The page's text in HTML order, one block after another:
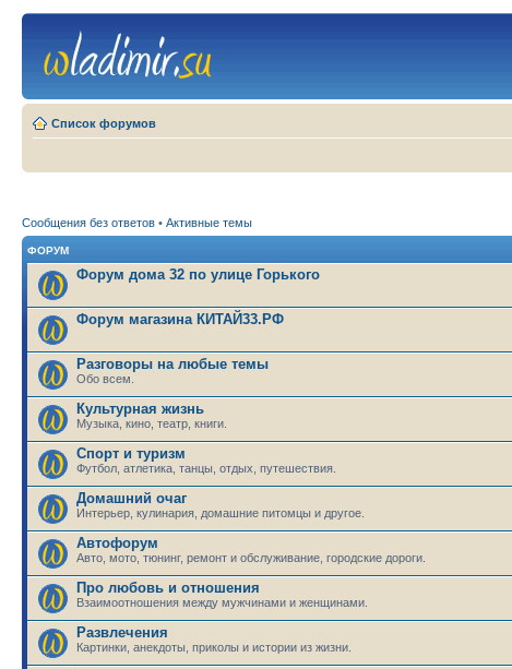
Список форумов
Сообщения без ответов • Активные темы
ФОРУМ
Форум дома 32 по улице Горького
Форум магазина КИТАЙ33.РФ
Разговоры на любые темы
Обо всем.
Культурная жизнь
Музыка, кино, театр, книги.
Спорт и туризм
Футбол, атлетика, танцы, отдых, путешествия.
Домашний очаг
Интерьер, кулинария, домашние питомцы и другое.
Автофорум
Авто, мото, тюнинг, ремонт и обслуживание, городские дороги.
Про любовь и отношения
Взаимоотношения между мужчинами и женщинами.
Развлечения
Картинки, анекдоты, приколы и истории из жизни.